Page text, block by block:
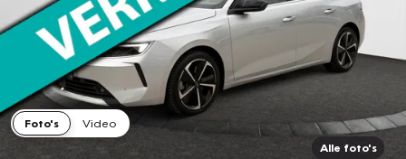
Foto's
Video
Alle foto's